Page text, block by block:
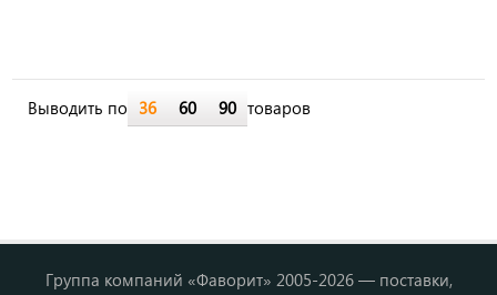
Выводить по 36 60 90 товаров
Группа компаний «Фаворит» 2005-2026 — поставки,